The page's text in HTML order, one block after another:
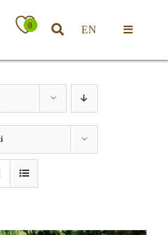
0 EN
Toggle